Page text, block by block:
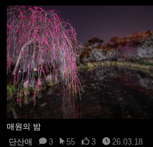
매원의 밤
단산애
3 55 3 26.03.18